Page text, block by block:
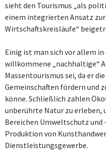
sieht den Tourismus „als
einem integrierten Ansatz
Wirtschaftskreisläufe“
Einig ist man sich vor allem
willkommene „nachhaltige“
Massentourismus sei, da er
Gemeinschaften fördern und
könne. Schließlich zahlen
unberührte Natur zu erleben,
Bereichen Umweltschutz
Produktion von
Dienstleistungsgewerbe.